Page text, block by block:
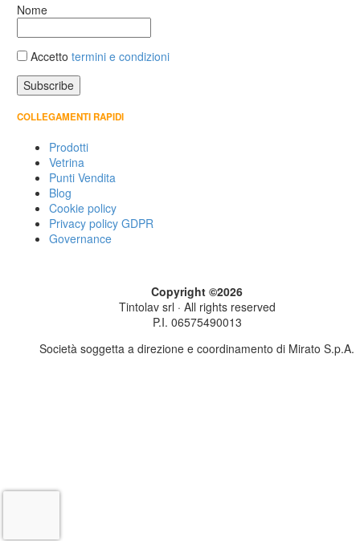
Nome
Accetto termini e condizioni
COLLEGAMENTI RAPIDI
Prodotti
Vetrina
Punti Vendita
Blog
Cookie policy
Privacy policy GDPR
Governance
Copyright ©2026
Tintolav srl · All rights reserved
P.I. 06575490013
Società soggetta a direzione e coordinamento di Mirato S.p.A.